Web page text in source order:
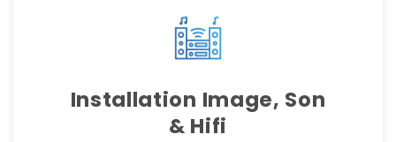
Installation Image, Son
& Hifi